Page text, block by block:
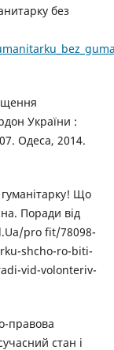
без
України :
Одеса, 2014.
Що
Поради від
pro fit/78098-
shcho-rо-biti-
vid-volonteriv-
правова
стан і